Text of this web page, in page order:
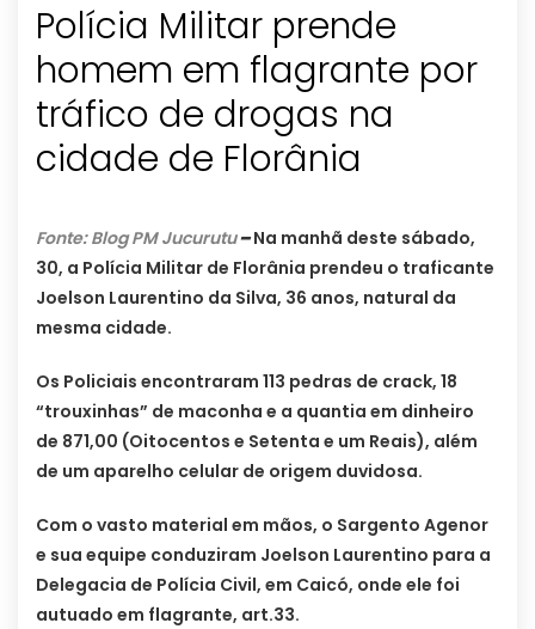
Polícia Militar prende
homem em flagrante por
tráfico de drogas na
cidade de Florânia
Fonte: Blog PM Jucurutu–Na manhã deste sábado,
30, a Polícia Militar de Florânia prendeu o traficante
Joelson Laurentino da Silva, 36 anos, natural da
mesma cidade.
Os Policiais encontraram 113 pedras de crack, 18
“trouxinhas” de maconha e a quantia em dinheiro
de 871,00 (Oitocentos e Setenta e um Reais), além
de um aparelho celular de origem duvidosa.
Com o vasto material em mãos, o Sargento Agenor
e sua equipe conduziram Joelson Laurentino para a
Delegacia de Polícia Civil, em Caicó, onde ele foi
autuado em flagrante, art.33.